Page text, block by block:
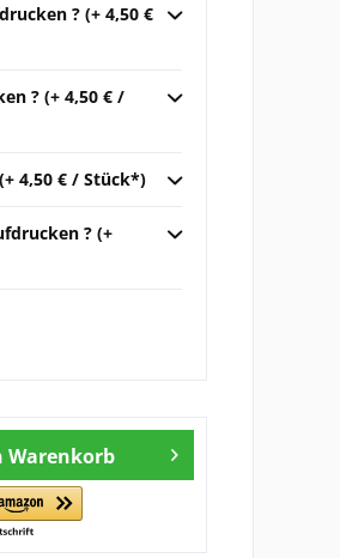
? (+ 4,50 €
? (+ 4,50 € /
4,50 € / Stück*)
? (+
Warenkorb